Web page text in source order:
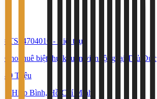
#TS14704010 -
Biệt thự
Cho thuê biệt thự khuôn viên rộng tại Thủ Đức
80 Triệu
Hiệp Bình, Hồ Chí Minh